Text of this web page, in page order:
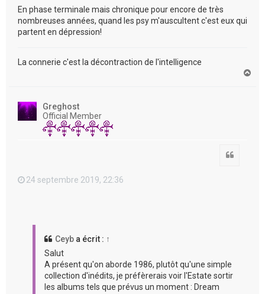
En phase terminale mais chronique pour encore de très
nombreuses années, quand les psy m'auscultent c'est eux qui
partent en dépression!
La connerie c'est la décontraction de l'intelligence
Greghost
Official Member
24 septembre 2019, 22:36
Ceyb a écrit : ↑
Salut
A présent qu'on aborde 1986, plutôt qu'une simple
collection d'inédits, je préfèrerais voir l'Estate sortir
les albums tels que prévus un moment : Dream